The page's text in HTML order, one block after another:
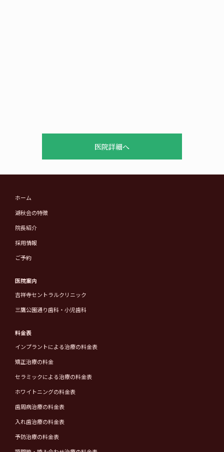
医院詳細へ
ホーム
湖秋会の特徴
院長紹介
採用情報
ご予約
医院案内
吉祥寺セントラルクリニック
三鷹公園通り歯科・小児歯科
料金表
インプラントによる治療の料金表
矯正治療の料金
セラミックによる治療の料金表
ホワイトニングの料金表
歯周病治療の料金表
入れ歯治療の料金表
予防治療の料金表